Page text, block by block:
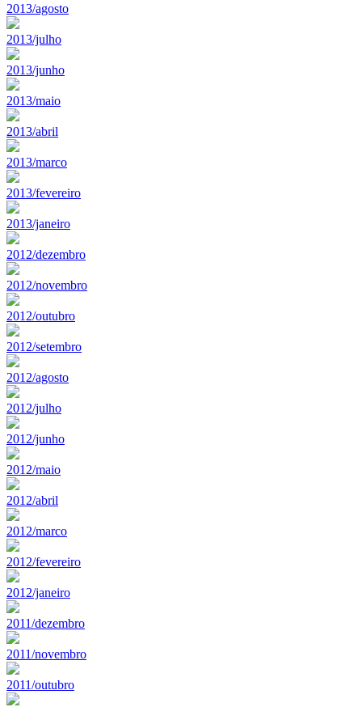
2013/agosto
2013/julho
2013/junho
2013/maio
2013/abril
2013/marco
2013/fevereiro
2013/janeiro
2012/dezembro
2012/novembro
2012/outubro
2012/setembro
2012/agosto
2012/julho
2012/junho
2012/maio
2012/abril
2012/marco
2012/fevereiro
2012/janeiro
2011/dezembro
2011/novembro
2011/outubro